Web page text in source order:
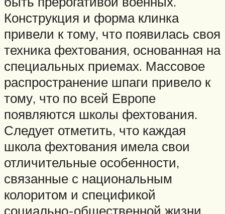
Конструкция и форма клинка
привели к тому, что появилась своя
техника фехтования, основанная на
специальных приемах. Массовое
распространение шпаги привело к
тому, что по всей Европе
появляются школы фехтования.
Следует отметить, что каждая
школа фехтования имела свои
отличительные особенности,
связанные с национальным
колоритом и спецификой
социально-общественной жизни.